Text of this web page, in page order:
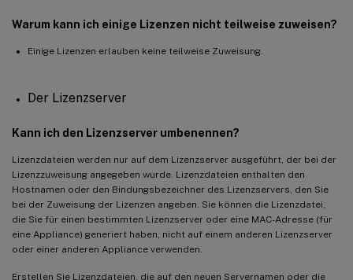
Warum kann ich einige Lizenzen nicht teilweise zuweisen?
Einige Lizenzen erlauben keine teilweise Zuweisung.
Der Lizenzserver
Kann ich den Lizenzserver umbenennen?
Lizenzdateien werden nur auf dem Lizenzserver ausgeführt, der bei der
Lizenzzuweisung angegeben wurde. Lizenzdateien enthalten den
Hostnamen oder den Bindungsbezeichner des Lizenzservers, den Sie
bei der Zuweisung der Lizenzen angeben. Sie können die Lizenzdatei,
die Sie für einen bestimmten Lizenzserver oder eine MAC-Adresse (für
eine Appliance) generiert haben, nicht auf einem anderen Lizenzserver
oder einer anderen Appliance verwenden.
Erstellen Sie Lizenzdateien, die auf den neuen Servernamen oder die